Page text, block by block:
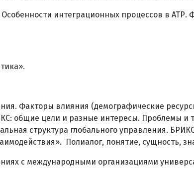
интеграционных процессов в
Факторы влияния (демографические
общие цели и разные интересы. Проблемы
структура глобального управления.
Полиалог, понятие, сущность,
с международными организациями